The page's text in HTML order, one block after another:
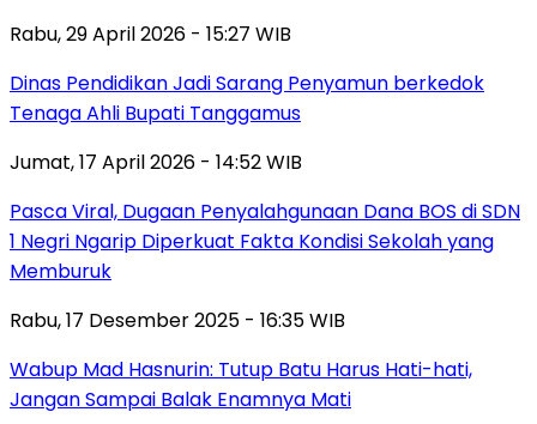
Rabu, 29 April 2026 - 15:27 WIB
Dinas Pendidikan Jadi Sarang Penyamun berkedok
Tenaga Ahli Bupati Tanggamus
Jumat, 17 April 2026 - 14:52 WIB
Pasca Viral, Dugaan Penyalahgunaan Dana BOS di SDN
1 Negri Ngarip Diperkuat Fakta Kondisi Sekolah yang
Memburuk
Rabu, 17 Desember 2025 - 16:35 WIB
Wabup Mad Hasnurin: Tutup Batu Harus Hati-hati,
Jangan Sampai Balak Enamnya Mati